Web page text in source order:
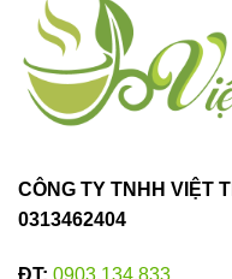
CÔNG TY TNHH VIỆT
0313462404
ĐT: 0903.134.833